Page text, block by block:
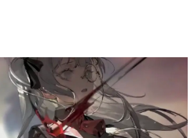
日本語
」「ラスボス」… ゲームにまつわる言葉
遷を、コンピューター文化史研究家・タ
査。